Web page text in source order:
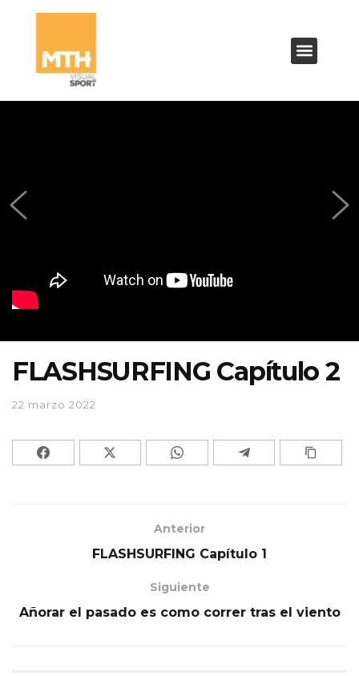
FLASHSURFING Capítulo 2
22 marzo 2022
Anterior
FLASHSURFING Capítulo 1
Siguiente
Añorar el pasado es como correr tras el viento